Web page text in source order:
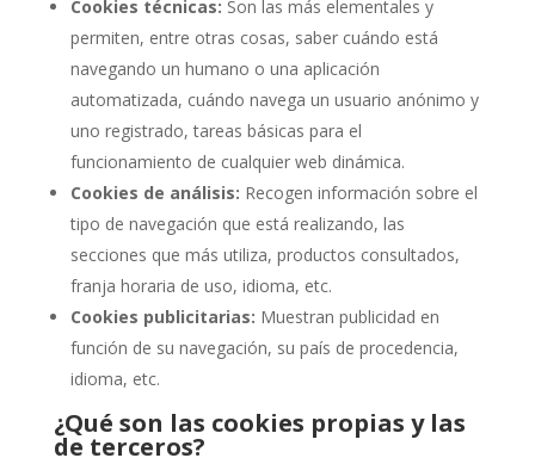
Cookies técnicas: Son las más elementales y
permiten, entre otras cosas, saber cuándo está
navegando un humano o una aplicación
automatizada, cuándo navega un usuario anónimo y
uno registrado, tareas básicas para el
funcionamiento de cualquier web dinámica.
Cookies de análisis: Recogen información sobre el
tipo de navegación que está realizando, las
secciones que más utiliza, productos consultados,
franja horaria de uso, idioma, etc.
Cookies publicitarias: Muestran publicidad en
función de su navegación, su país de procedencia,
idioma, etc.
¿Qué son las cookies propias y las
de terceros?